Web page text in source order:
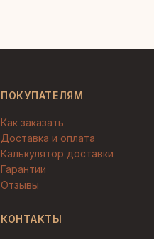
ПОКУПАТЕЛЯМ
Как заказать
Доставка и оплата
Калькулятор доставки
Гарантии
Отзывы
КОНТАКТЫ